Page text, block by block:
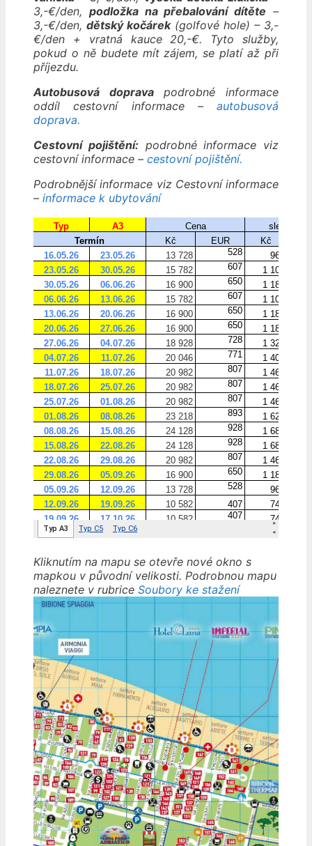
3,-€/den, podložka na přebalování dítěte –
3,-€/den, dětský kočárek(golfové hole) – 3,-
€/den + vratná kauce 20,-€. Tyto služby,
pokud o ně budete mít zájem, se platí až při
příjezdu.
Autobusová dopravapodrobné informace
oddíl cestovní informace – autobusová
doprava.
Cestovní pojištění: podrobné informace viz
cestovní informace – cestovní pojištění.
Podrobnější informace viz Cestovní informace
– informace k ubytování
Kliknutím na mapu se otevře nové okno s
mapkou v původní velikosti. Podrobnou mapu
naleznete v rubrice Soubory ke stažení